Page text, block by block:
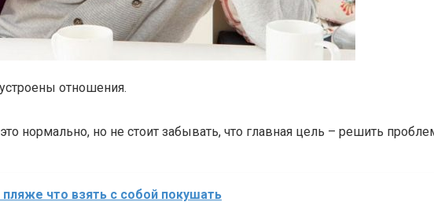
отношения.
нормально, но не стоит забывать, что главная цель – решить
что взять с собой покушать